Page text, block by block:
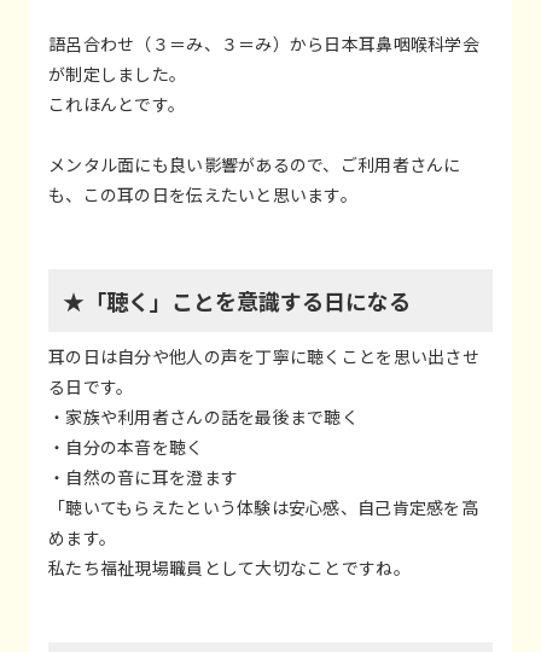
語呂合わせ（３＝み、３＝み）から日本耳鼻咽喉科学会
が制定しました。
これほんとです。
メンタル面にも良い影響があるので、ご利用者さんに
も、この耳の日を伝えたいと思います。
★「聴く」ことを意識する日になる
耳の日は自分や他人の声を丁寧に聴くことを思い出させ
る日です。
・家族や利用者さんの話を最後まで聴く
・自分の本音を聴く
・自然の音に耳を澄ます
「聴いてもらえたという体験は安心感、自己肯定感を高
めます。
私たち福祉現場職員として大切なことですね。